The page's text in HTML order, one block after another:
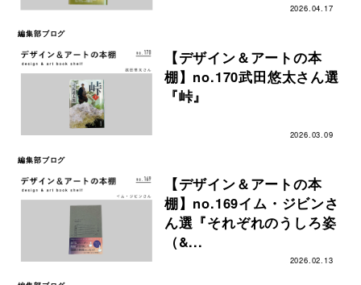
2026.04.17
編集部ブログ
【デザイン＆アートの本
棚】no.170武田悠太さん選
『峠』
2026.03.09
編集部ブログ
【デザイン＆アートの本
棚】no.169イム・ジビンさ
ん選『それぞれのうしろ姿
（&...
2026.02.13